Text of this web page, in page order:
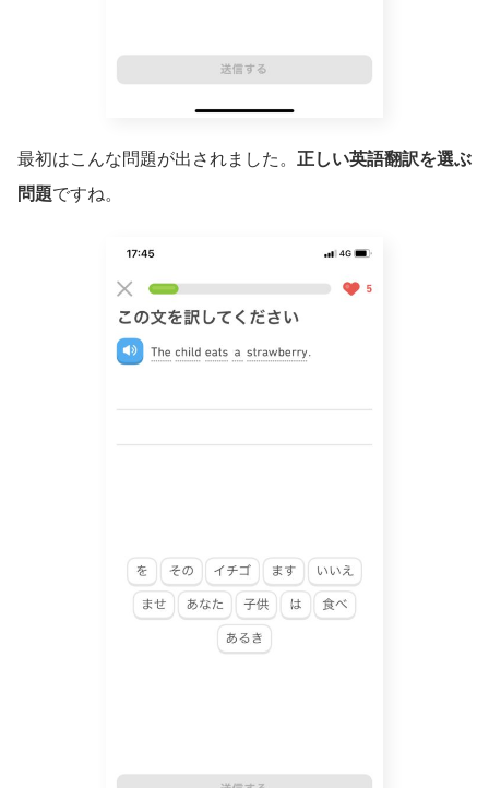
最初はこんな問題が出されました。 正しい英語翻訳を選ぶ
問題ですね。